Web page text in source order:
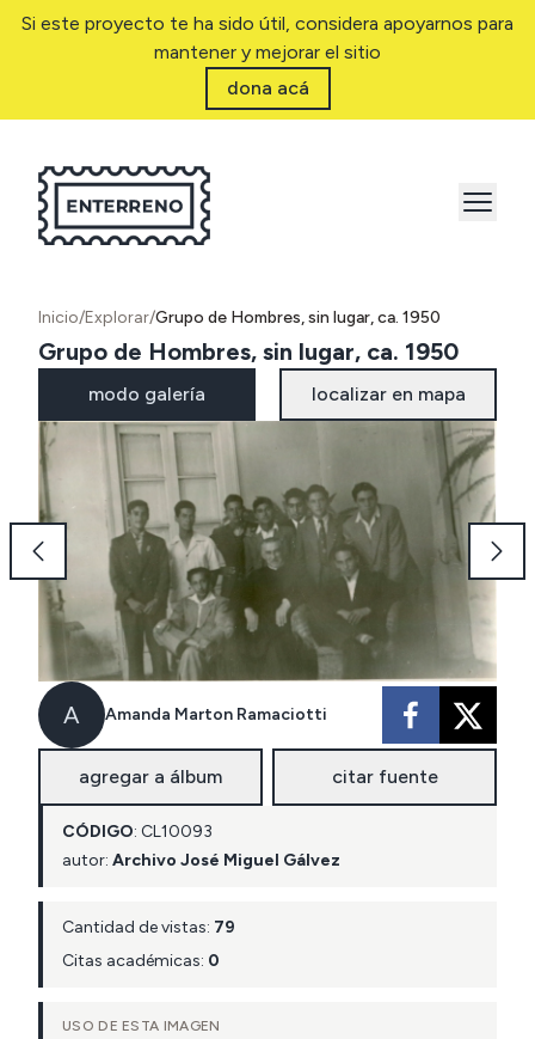
Si este proyecto te ha sido útil, considera apoyarnos para
mantener y mejorar el sitio
dona acá
Inicio/Explorar/Grupo de Hombres, sin lugar, ca. 1950
Grupo de Hombres, sin lugar, ca. 1950
modo galería localizar en mapa
A Amanda Marton Ramaciotti
agregar a álbum citar fuente
CÓDIGO: CL10093
autor: Archivo José Miguel Gálvez
Cantidad de vistas: 79
Citas académicas: 0
USO DE ESTA IMAGEN